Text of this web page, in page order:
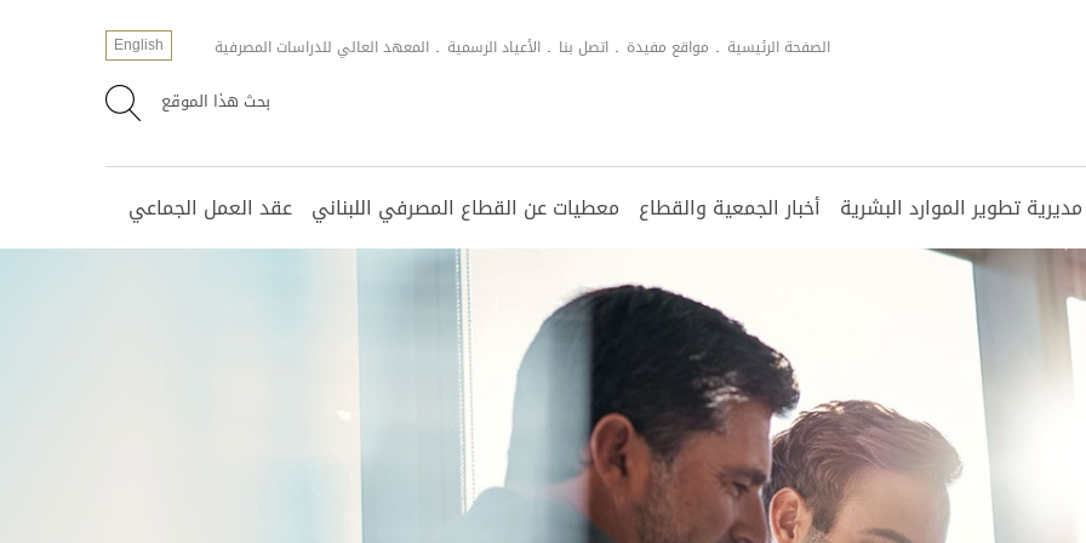
English الصفحة الرئيسية مواقع مفيدة اتصل بنا الأعياد الرسمية المعهد العالي للدراسات المصرفية
بحث هذا الموقع
مجلس الإدارة الأمانة العامة
الأعضاء فئات المصارف
الدوريات منشورات مختلفة
مقالة الشهر الاوراق المطلوبة لرفع السرية المصرفية
مديرية تطوير الموارد البشرية
المؤتمرات المسؤولية المجتمعيّة للشركات
مدراء تطوير الموارد البشرية التسجيل الالكتروني
أخبار الجمعية والقطاع
أخبار القطاع المصرفي الأعياد الرسمية
معطيات عن القطاع المصرفي اللبناني
أبرز مؤشرات القطاع مقالات مختارة
عقد العمل الجماعي